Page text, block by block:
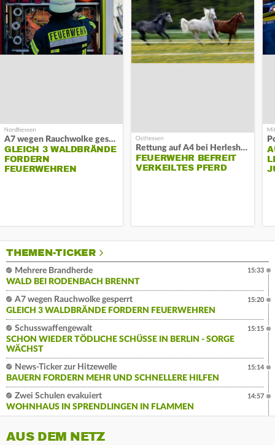
A7 wegen Rauchwolke gesperrt
GLEICH 3 WALDBRÄNDE
FORDERN
FEUERWEHREN
Rettung auf A4 bei Herleshausen
FEUERWEHR BEFREIT
VERKEILTES PFERD
THEMEN-TICKER
Mehrere Brandherde
WALD BEI RODENBACH BRENNT
15:33
A7 wegen Rauchwolke gesperrt
GLEICH 3 WALDBRÄNDE FORDERN FEUERWEHREN
15:20
Schusswaffengewalt
SCHON WIEDER TÖDLICHE SCHÜSSE IN BERLIN - SORGE
WÄCHST
15:15
News-Ticker zur Hitzewelle
BAUERN FORDERN MEHR UND SCHNELLERE HILFEN
15:14
Zwei Schulen evakuiert
WOHNHAUS IN SPRENDLINGEN IN FLAMMEN
14:57
AUS DEM NETZ